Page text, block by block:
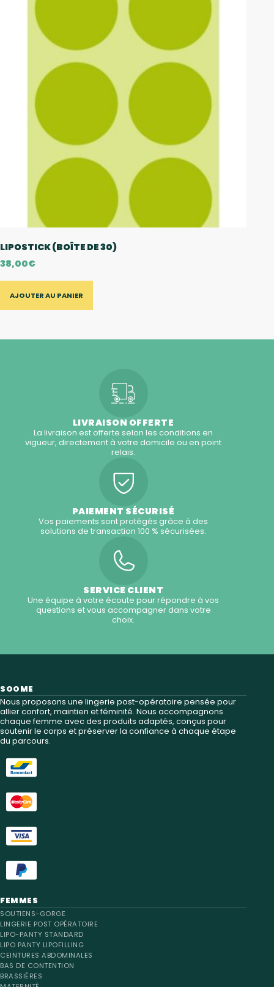
LIPOSTICK (BOÎTE DE 30)
38,00€
AJOUTER AU PANIER
LIVRAISON OFFERTE
La livraison est offerte selon les conditions en
vigueur, directement à votre domicile ou en point
relais.
PAIEMENT SÉCURISÉ
Vos paiements sont protégés grâce à des
solutions de transaction 100 % sécurisées.
SERVICE CLIENT
Une équipe à votre écoute pour répondre à vos
questions et vous accompagner dans votre
choix.
FEMMES
SOUTIENS-GORGE
LINGERIE POST OPÉRATOIRE
LIPO-PANTY STANDARD
LIPO PANTY LIPOFILLING
CEINTURES ABDOMINALES
BAS DE CONTENTION
BRASSIÈRES
SOOME
Nous proposons une lingerie post-opératoire pensée pour
allier confort, maintien et féminité. Nous accompagnons
chaque femme avec des produits adaptés, conçus pour
soutenir le corps et préserver la confiance à chaque étape
du parcours.